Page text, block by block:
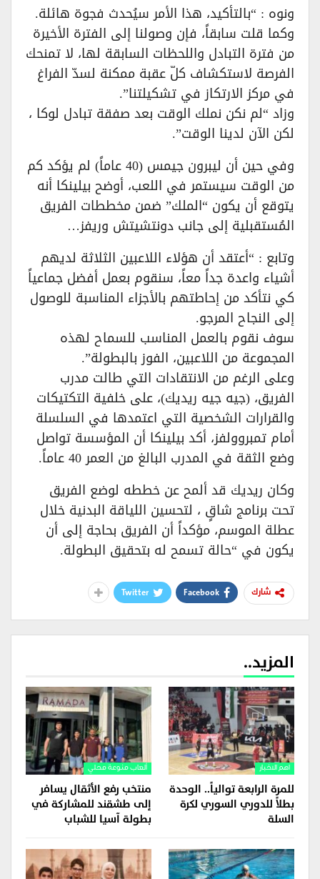
ونوه : “بالتأكيد، هذا الأمر سيُحدث فجوة هائلة.
وكما قلت سابقاً، فإن وصولنا إلى الفترة الأخيرة
من فترة التبادل واللحظات السابقة لها، لا تمنحك
الفرصة لاستكشاف كلّ عقبة ممكنة لسدّ الفراغ
في مركز الارتكاز في تشكيلتنا”.
وزاد “لم نكن نملك الوقت بعد صفقة تبادل لوكا ،
لكن الآن لدينا الوقت”.
وفي حين أن ليبرون جيمس (40 عاماً) لم يؤكد كم
من الوقت سيستمر في اللعب، أوضح بيلينكا أنه
يتوقع أن يكون “الملك” ضمن مخططات الفريق
المُستقبلية إلى جانب دونتشيتش وريفز…
وتابع : “أعتقد أن هؤلاء اللاعبين الثلاثة لديهم
أشياء واعدة جداً معاً، سنقوم بعمل أفضل جماعياً
كي نتأكد من إحاطتهم بالأجزاء المناسبة للوصول
إلى النجاح المرجو.
سوف نقوم بالعمل المناسب للسماح لهذه
المجموعة من اللاعبين، الفوز بالبطولة”.
وعلى الرغم من الانتقادات التي طالت مدرب
الفريق، (جيه جيه ريديك)، على خلفية التكتيكات
والقرارات الشخصية التي اعتمدها في السلسلة
أمام تمبروولفز، أكد بيلينكا أن المؤسسة تواصل
وضع الثقة في المدرب البالغ من العمر 40 عاماً.
وكان ريديك قد ألمح عن خططه لوضع الفريق
تحت برنامج شاقٍ ، لتحسين اللياقة البدنية خلال
عطلة الموسم، مؤكداً أن الفريق بحاجة إلى أن
يكون في “حالة تسمح له بتحقيق البطولة.
شارك Facebook
Twitter
المزيد..
اهم الاخبار
للمرة الرابعة توالياً.. الوحدة
بطلاً للدوري السوري لكرة
السلة
ألعاب منوعة محلي
منتخب رفع الأثقال يسافر
إلى طشقند للمشاركة في
بطولة آسيا للشباب